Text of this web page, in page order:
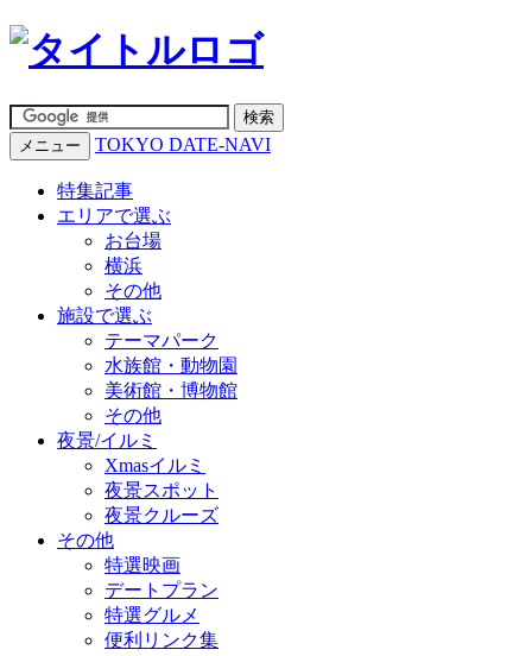
メニュー TOKYO DATE-NAVI
特集記事
エリアで選ぶ
お台場
横浜
その他
施設で選ぶ
テーマパーク
水族館・動物園
美術館・博物館
その他
夜景/イルミ
Xmasイルミ
夜景スポット
夜景クルーズ
その他
特選映画
デートプラン
特選グルメ
便利リンク集